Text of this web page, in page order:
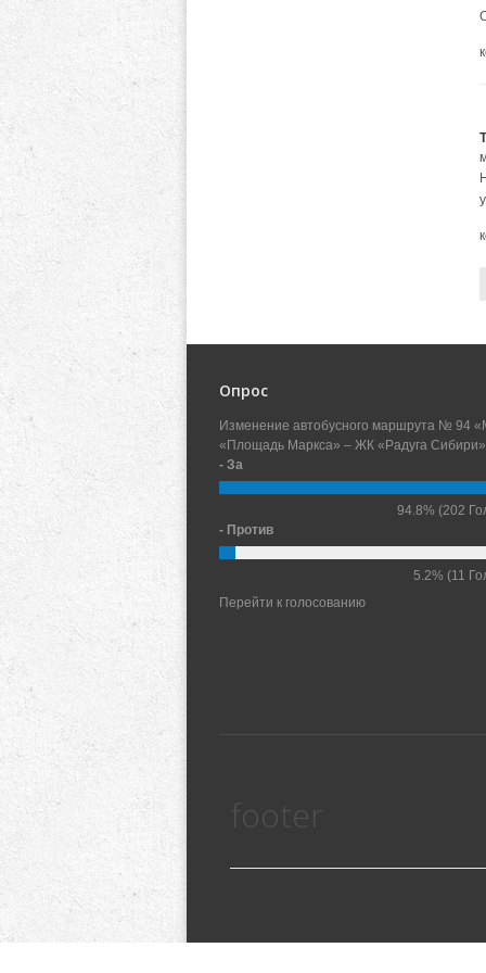
Опрос
Изменение автобусного маршрута № 94
«Площадь Маркса» – ЖК «Радуга Сибири»
- За
94.8% (202
- Против
5.2% (11
Перейти к голосованию
footer